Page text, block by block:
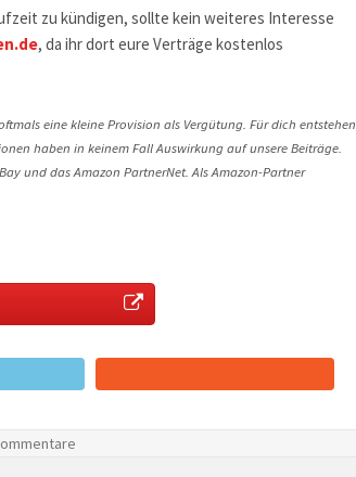
zu kündigen, sollte kein weiteres Interesse
, da ihr dort eure Verträge kostenlos
eine kleine Provision als Vergütung. Für dich entstehen
haben in keinem Fall Auswirkung auf unsere Beiträge.
und das Amazon PartnerNet. Als Amazon-Partner